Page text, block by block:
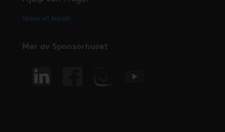
Skapa ett ärende
Mer av Sponsorhuset